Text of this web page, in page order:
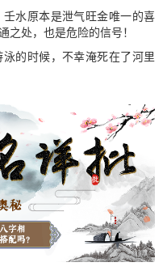
水原本是泄气旺金唯一的喜
之处，也是危险的信号！
的时候，不幸淹死在了河里